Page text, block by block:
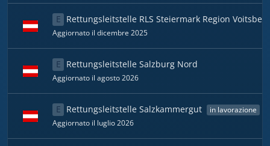
E Rettungsleitstelle RLS Steiermark Region
Aggiornato il dicembre 2025
E Rettungsleitstelle Salzburg Nord
Aggiornato il agosto 2026
E Rettungsleitstelle Salzkammergut
in lavorazione
Aggiornato il luglio 2026